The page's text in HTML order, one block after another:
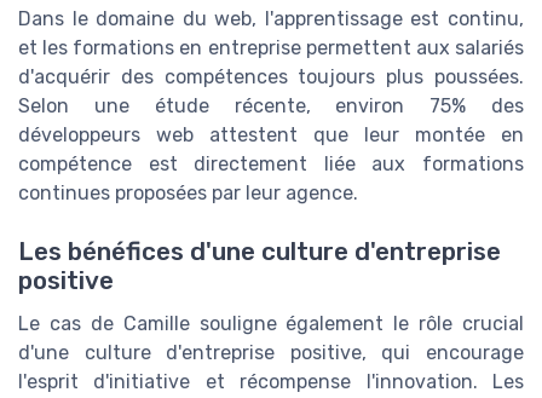
Dans le domaine du web, l'apprentissage est continu,
et les formations en entreprise permettent aux salariés
d'acquérir des compétences toujours plus poussées.
Selon une étude récente, environ 75% des
développeurs web attestent que leur montée en
compétence est directement liée aux formations
continues proposées par leur agence.
Les bénéfices d'une culture d'entreprise
positive
Le cas de Camille souligne également le rôle crucial
d'une culture d'entreprise positive, qui encourage
l'esprit d'initiative et récompense l'innovation. Les